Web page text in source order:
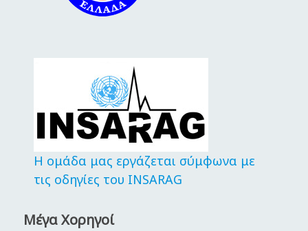
Η ομάδα μας εργάζεται σύμφωνα με
τις οδηγίες του INSARAG
Μέγα Χορηγοί